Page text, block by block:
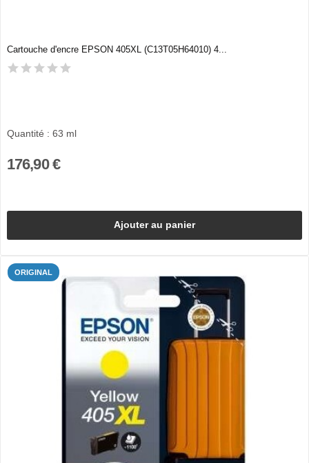
Cartouche d'encre EPSON 405XL (C13T05H64010) 4...
Quantité : 63 ml
176,90 €
Ajouter au panier
ORIGINAL